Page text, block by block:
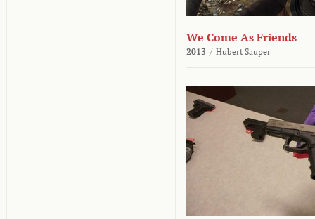
We Come As Friends
2013 / Hubert Sauper